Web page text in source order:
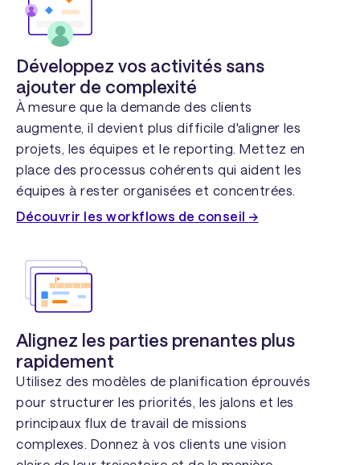
Développez vos activités sans
ajouter de complexité
À mesure que la demande des clients
augmente, il devient plus difficile d'aligner les
projets, les équipes et le reporting. Mettez en
place des processus cohérents qui aident les
équipes à rester organisées et concentrées.
Découvrir les workflows de conseil →
Alignez les parties prenantes plus
rapidement
Utilisez des modèles de planification éprouvés
pour structurer les priorités, les jalons et les
principaux flux de travail de missions
complexes. Donnez à vos clients une vision